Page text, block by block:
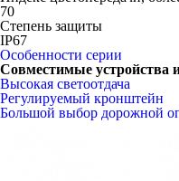
70
Степень защиты
IP67
Особенности серии
Совместимые устройства
Высокая светоотдача
Регулируемый кронштейн
Большой выбор дорожной